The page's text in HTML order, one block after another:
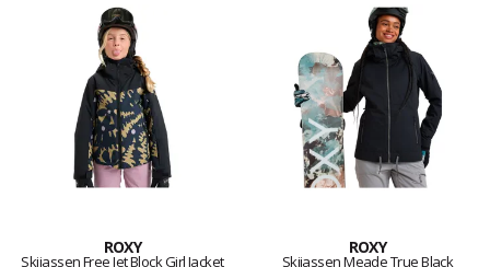
ROXY
Skijassen Free Jet Block Girl Jacket
ROXY
Skijassen Meade True Black